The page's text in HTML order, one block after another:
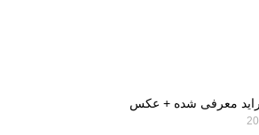
معرفی شده + عکس